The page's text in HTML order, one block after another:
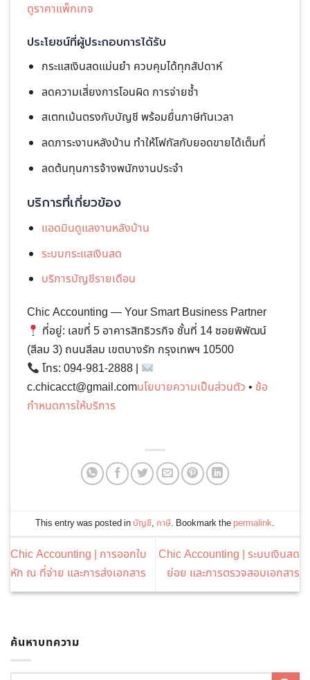
ดูราคาแพ็กเกจ
ประโยชน์ที่ผู้ประกอบการได้รับ
กระแสเงินสดแม่นยำ ควบคุมได้ทุกสัปดาห์
ลดความเสี่ยงการโอนผิด การจ่ายซ้ำ
สเตทเม้นตรงกับบัญชี พร้อมยื่นภาษีทันเวลา
ลดภาระงานหลังบ้าน ทำให้โฟกัสกับยอดขายได้เต็มที่
ลดต้นทุนการจ้างพนักงานประจำ
บริการที่เกี่ยวข้อง
แอดมินดูแลงานหลังบ้าน
ระบบกระแสเงินสด
บริการบัญชีรายเดือน
Chic Accounting — Your Smart Business Partner
ที่อยู่: เลขที่ 5 อาคารสิทธิวรกิจ ชั้นที่ 14 ซอยพิพัฒน์
(สีลม 3) ถนนสีลม เขตบางรัก กรุงเทพฯ 10500
โทร: 094-981-2888 |
c.chicacct@gmail.comนโยบายความเป็นส่วนตัว • ข้อ
กำหนดการให้บริการ
This entry was posted in บัญชี, ภาษี. Bookmark the permalink.
Chic Accounting | การออกใบ
หัก ณ ที่จ่าย และการส่งเอกสาร
Chic Accounting | ระบบเงินสด
ย่อย และการตรวจสอบเอกสาร
ค้นหาบทความ